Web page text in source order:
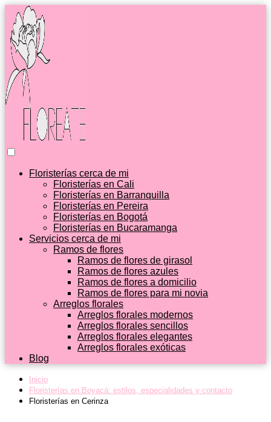
Floristerías cerca de mi
Floristerías en Cali
Floristerías en Barranquilla
Floristerías en Pereira
Floristerías en Bogotá
Floristerías en Bucaramanga
Servicios cerca de mi
Ramos de flores
Ramos de flores de girasol
Ramos de flores azules
Ramos de flores a domicilio
Ramos de flores para mi novia
Arreglos florales
Arreglos florales modernos
Arreglos florales sencillos
Arreglos florales elegantes
Arreglos florales exóticas
Blog
Inicio
Floristerías en Boyacá: estilos, especialidades y contacto
Floristerías en Cerinza